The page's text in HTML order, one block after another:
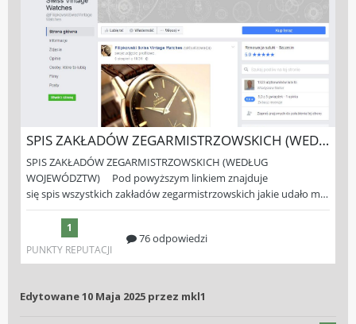
Edytowane10 Maja 2025 przez mkl1